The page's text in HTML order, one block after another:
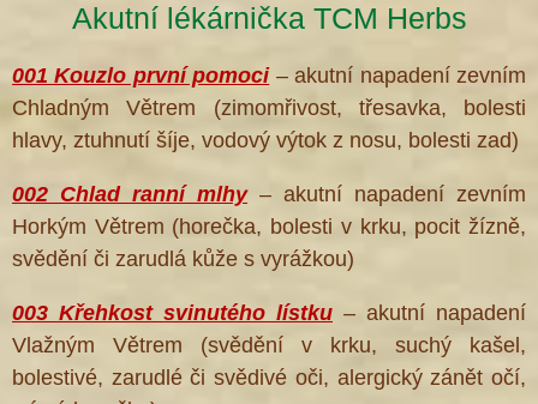
Akutní lékárnička TCM Herbs
001 Kouzlo první pomoci – akutní napadení zevním
Chladným Větrem (zimomřivost, třesavka, bolesti
hlavy, ztuhnutí šíje, vodový výtok z nosu, bolesti zad)
002 Chlad ranní mlhy – akutní napadení zevním
Horkým Větrem (horečka, bolesti v krku, pocit žízně,
svědění či zarudlá kůže s vyrážkou)
003 Křehkost svinutého lístku – akutní napadení
Vlažným Větrem (svědění v krku, suchý kašel,
bolestivé, zarudlé či svědivé oči, alergický zánět očí,